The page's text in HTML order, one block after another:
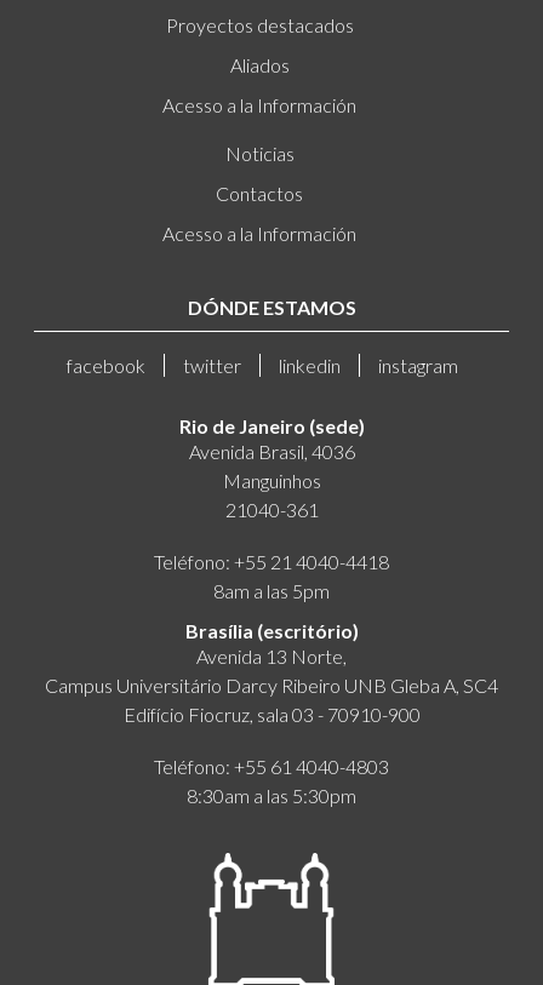
Proyectos destacados
Aliados
Acesso a la Información
Noticias
Contactos
Acesso a la Información
DÓNDE ESTAMOS
facebook twitter linkedin instagram
Rio de Janeiro (sede)
Avenida Brasil, 4036
Manguinhos
21040-361
Teléfono: +55 21 4040-4418
8am a las 5pm
Brasília (escritório)
Avenida 13 Norte,
Campus Universitário Darcy Ribeiro UNB Gleba A, SC4
Edifício Fiocruz, sala 03 - 70910-900
Teléfono: +55 61 4040-4803
8:30am a las 5:30pm